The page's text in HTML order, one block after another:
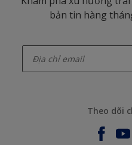
bản tin hàng
Theo dõi